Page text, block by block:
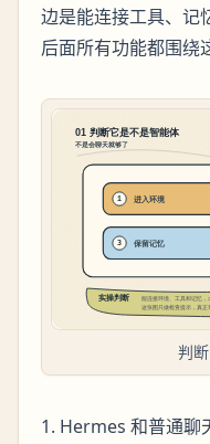
边是能连接工具、记
后面所有功能都围绕
判
1. Hermes 和普通聊